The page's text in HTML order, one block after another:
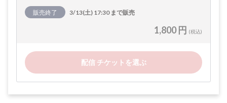
販売終了 3/13(土) 17:30 まで販売
1,800 円 (税込)
配信 チケットを選ぶ